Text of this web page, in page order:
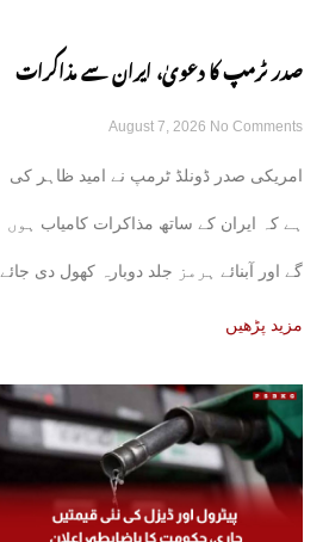
صدر ٹرمپ کا دعویٰ، ایران سے مذاکرات
کامیاب ہوں گے، آبنائے ہرمز جلد کھل جائے
August 7, 2026 No Comments
امریکی صدر ڈونلڈ ٹرمپ نے امید ظاہر کی
ہے کہ ایران کے ساتھ مذاکرات کامیاب ہوں
گے اور آبنائے ہرمز جلد دوبارہ کھول دی جائے
مزید پڑھیں